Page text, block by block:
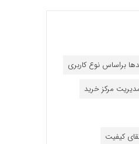
براساس نوع کاربری
مرکز خرید